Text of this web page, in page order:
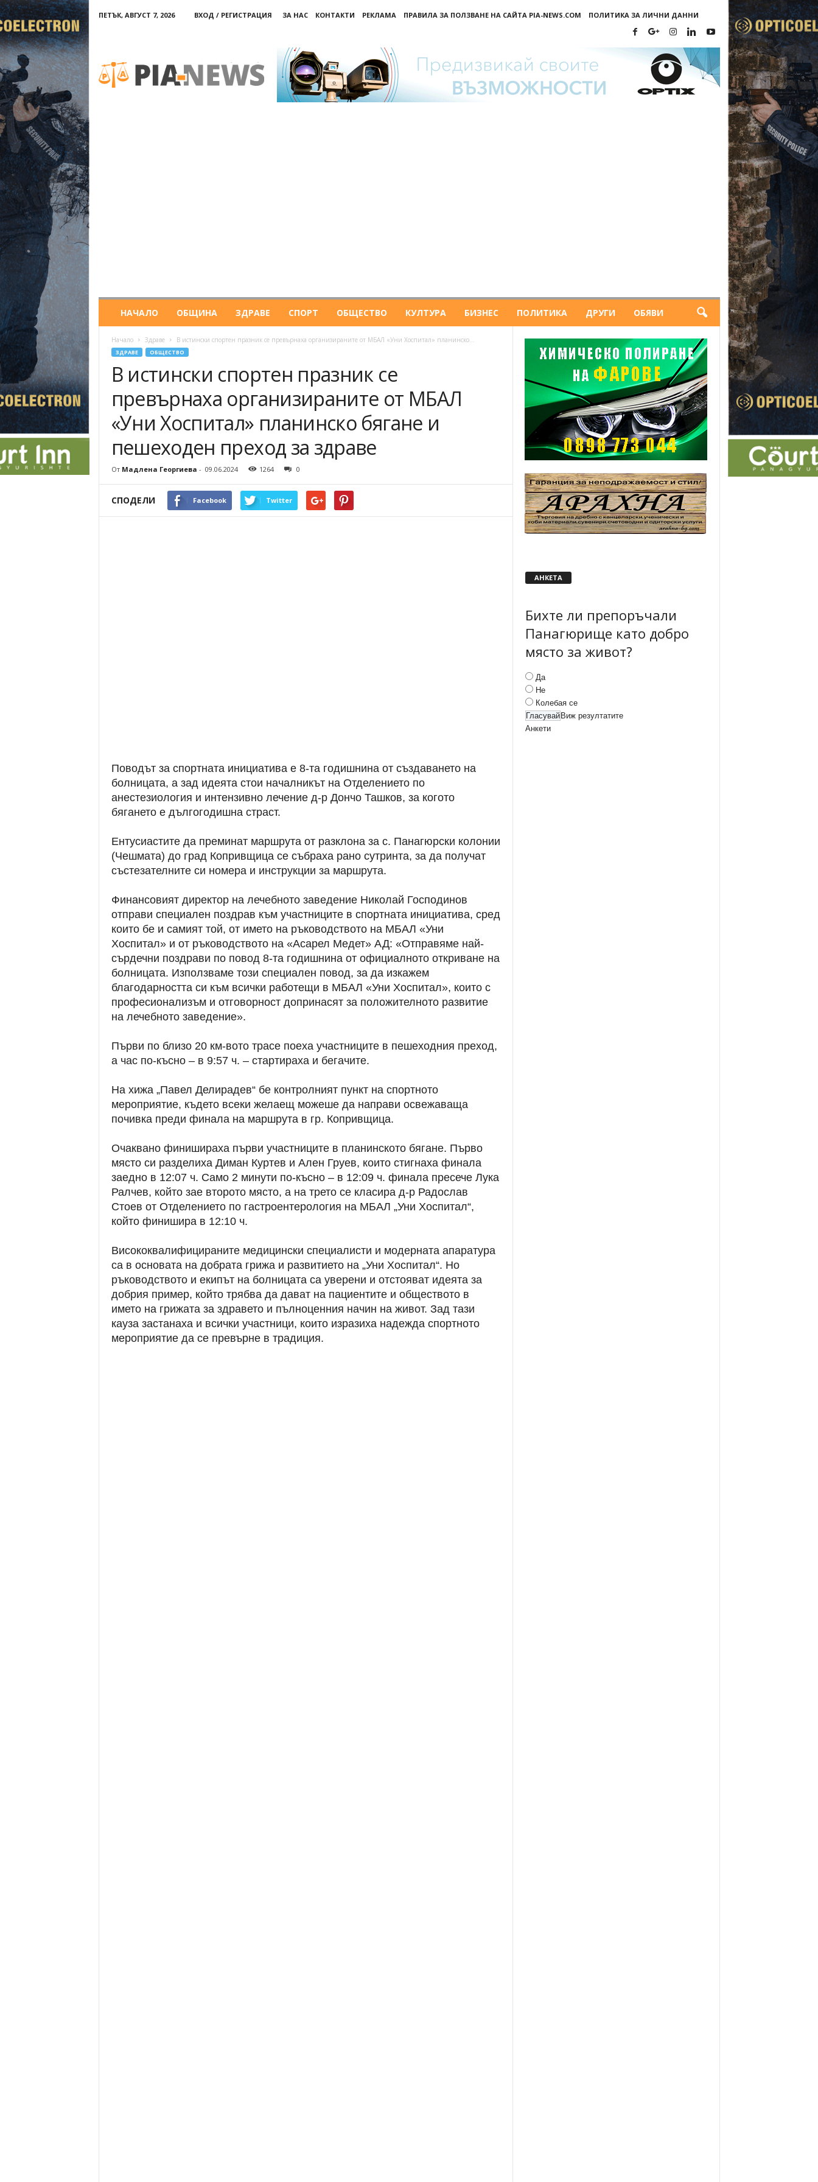
ПЕТЪК, АВГУСТ 7, 2026 ВХОД / РЕГИСТРАЦИЯ ЗА НАС КОНТАКТИ РЕКЛАМА ПРАВИЛА ЗА ПОЛЗВАНЕ НА САЙТА PIA-NEWS.COM ПОЛИТИКА ЗА ЛИЧНИ ДАННИ
НАЧАЛО ОБЩИНА ЗДРАВЕ СПОРТ ОБЩЕСТВО КУЛТУРА БИЗНЕС ПОЛИТИКА ДРУГИ ОБЯВИ
Начало Здраве В истински спортен празник се превърнаха организираните от МБАЛ «Уни Хоспитал» планинско...
ЗДРАВЕ ОБЩЕСТВО
В истински спортен празник се
превърнаха организираните от МБАЛ
«Уни Хоспитал» планинско бягане и
пешеходен преход за здраве
От Мадлена Георгиева - 09.06.2024 1264 0
СПОДЕЛИ Facebook Twitter
Поводът за спортната инициатива е 8-та годишнина от създаването на
болницата, а зад идеята стои началникът на Отделението по
анестезиология и интензивно лечение д-р Дончо Ташков, за когото
бягането е дългогодишна страст.
Ентусиастите да преминат маршрута от разклона за с. Панагюрски колонии
(Чешмата) до град Копривщица се събраха рано сутринта, за да получат
състезателните си номера и инструкции за маршрута.
Финансовият директор на лечебното заведение Николай Господинов
отправи специален поздрав към участниците в спортната инициатива, сред
които бе и самият той, от името на ръководството на МБАЛ «Уни
Хоспитал» и от ръководството на «Асарел Медет» АД: «Отправяме най-
сърдечни поздрави по повод 8-та годишнина от официалното откриване на
болницата. Използваме този специален повод, за да изкажем
благодарността си към всички работещи в МБАЛ «Уни Хоспитал», които с
професионализъм и отговорност допринасят за положителното развитие
на лечебното заведение».
Първи по близо 20 км-вото трасе поеха участниците в пешеходния преход,
а час по-късно – в 9:57 ч. – стартираха и бегачите.
На хижа „Павел Делирадев“ бе контролният пункт на спортното
мероприятие, където всеки желаещ можеше да направи освежаваща
почивка преди финала на маршрута в гр. Копривщица.
Очаквано финишираха първи участниците в планинското бягане. Първо
място си разделиха Диман Куртев и Ален Груев, които стигнаха финала
заедно в 12:07 ч. Само 2 минути по-късно – в 12:09 ч. финала пресече Лука
Ралчев, който зае второто място, а на трето се класира д-р Радослав
Стоев от Отделението по гастроентерология на МБАЛ „Уни Хоспитал“,
който финишира в 12:10 ч.
Висококвалифицираните медицински специалисти и модерната апаратура
са в основата на добрата грижа и развитието на „Уни Хоспитал“. Но
ръководството и екипът на болницата са уверени и отстояват идеята за
добрия пример, който трябва да дават на пациентите и обществото в
името на грижата за здравето и пълноценния начин на живот. Зад тази
кауза застанаха и всички участници, които изразиха надежда спортното
мероприятие да се превърне в традиция.
АНКЕТА
Бихте ли препоръчали
Панагюрище като добро
място за живот?
Да
Не
Колебая се
Виж резултатите
Анкети